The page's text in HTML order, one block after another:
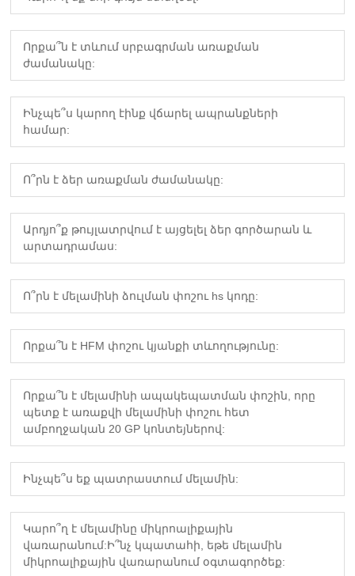
Որքա՞ն է տևում սրբագրման առաքման
ժամանակը:
Ինչպե՞ս կարող էինք վճարել ապրանքների
համար:
Ո՞րն է ձեր առաքման ժամանակը:
Արդյո՞ք թույլատրվում է այցելել ձեր գործարան և
արտադրամաս:
Ո՞րն է մելամինի ձուլման փոշու hs կոդը:
Որքա՞ն է HFM փոշու կյանքի տևողությունը:
Որքա՞ն է մելամինի ապակեպատման փոշին, որը
պետք է առաքվի մելամինի փոշու հետ
ամբողջական 20 GP կոնտեյներով:
Ինչպե՞ս եք պատրաստում մելամին:
Կարո՞ղ է մելամինը միկրոալիքային
վառարանում:Ի՞նչ կպատահի, եթե մելամին
միկրոալիքային վառարանում օգտագործեք: